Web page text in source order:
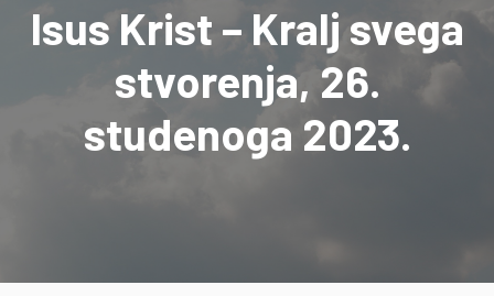
Isus Krist – Kralj svega
stvorenja, 26.
studenoga 2023.